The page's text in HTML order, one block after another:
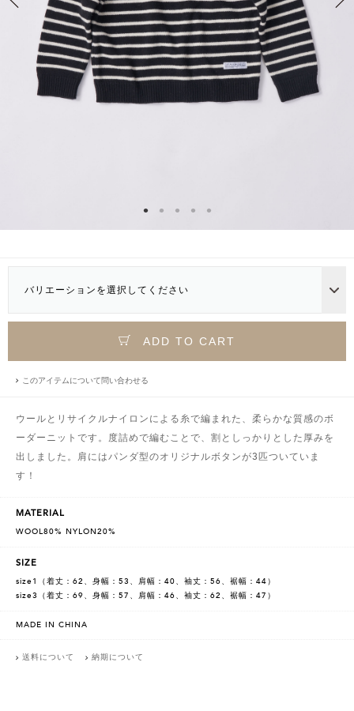
バリエーションを選択してください
ADD TO CART
このアイテムについて問い合わせる
ウールとリサイクルナイロンによる糸で編まれた、柔らかな質感のボ
ーダーニットです。度詰めで編むことで、割としっかりとした厚みを
出しました。肩にはパンダ型のオリジナルボタンが3匹ついていま
す！
MATERIAL
WOOL80% NYLON20%
SIZE
size1（着丈：62、身幅：53、肩幅：40、袖丈：56、裾幅：44）
size3（着丈：69、身幅：57、肩幅：46、袖丈：62、裾幅：47）
MADE IN CHINA
送料について 納期について